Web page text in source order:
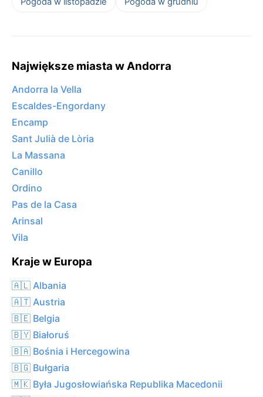
Największe miasta w Andorra
Andorra la Vella
Escaldes-Engordany
Encamp
Sant Julià de Lòria
La Massana
Canillo
Ordino
Pas de la Casa
Arinsal
Vila
Kraje w Europa
🇦🇱 Albania
🇦🇹 Austria
🇧🇪 Belgia
🇧🇾 Białoruś
🇧🇦 Bośnia i Hercegowina
🇧🇬 Bułgaria
🇲🇰 Była Jugosłowiańska Republika Macedonii